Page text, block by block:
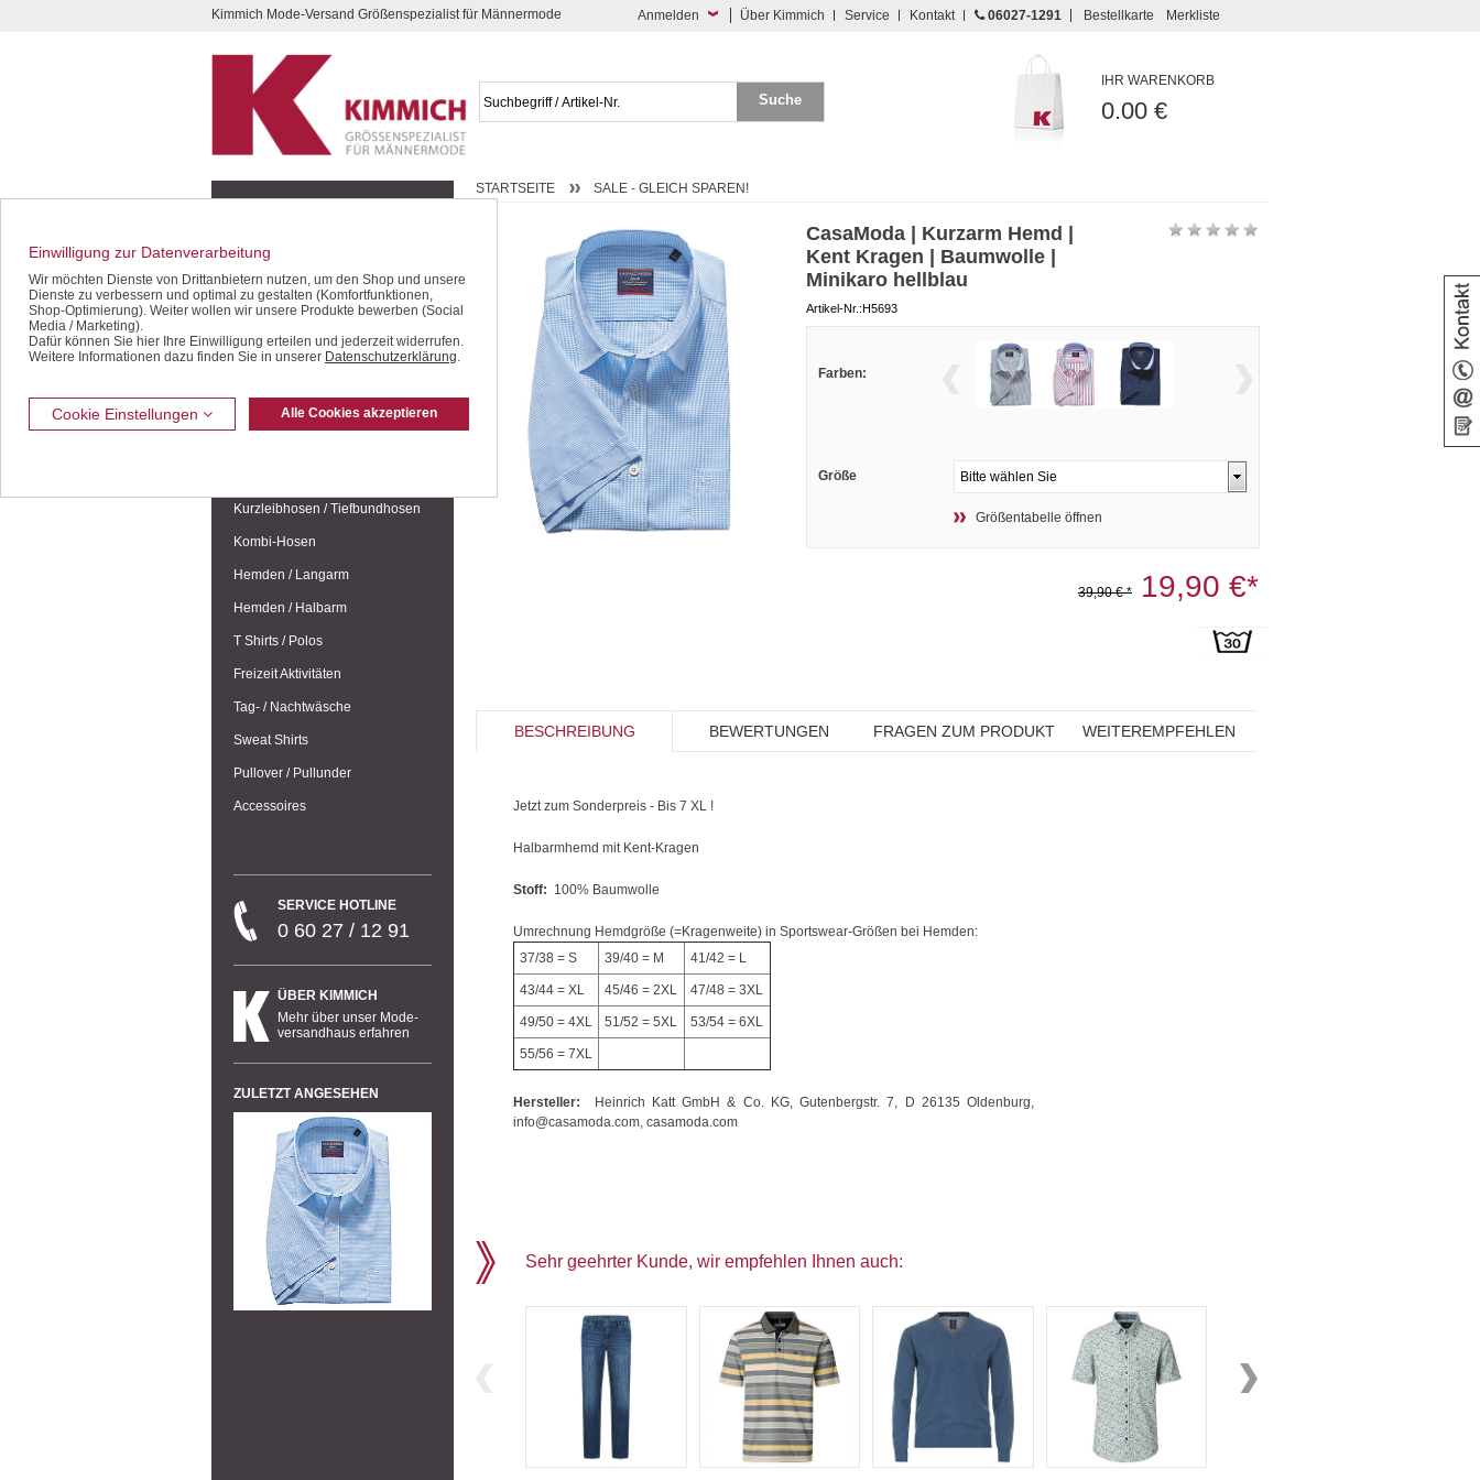
Kompletten Head der Seite überspringenKimmich Mode-Versand Größenspezialist für Männermode Anmelden Über Kimmich Service Kontakt 06027-1291 Bestellkarte Merkliste
IHR WARENKORB
0.00 €
Schnäppchen / SALE
Jacken / Blousons
Sakkos / Janker
Anzüge / Baukasten
Jeans / Denim
Kurzleibhosen / Tiefbundhosen
Kombi-Hosen
Hemden / Langarm
Hemden / Halbarm
T Shirts / Polos
Freizeit Aktivitäten
Tag- / Nachtwäsche
Sweat Shirts
Pullover / Pullunder
Accessoires
SERVICE HOTLINE
0 60 27 / 12 91
ÜBER KIMMICH
Mehr über unser Mode-
versandhaus erfahren
ZULETZT ANGESEHEN
STARTSEITE SALE - GLEICH SPAREN!
CasaModa | Kurzarm Hemd |
Kent Kragen | Baumwolle |
Minikaro hellblau
Artikel-Nr.:H5693
Farben:
Größe
Größentabelle öffnen
39,90 € *19,90 €*
BESCHREIBUNG BEWERTUNGEN FRAGEN ZUM PRODUKT WEITEREMPFEHLEN
Jetzt zum Sonderpreis - Bis 7 XL !
Halbarmhemd mit Kent-Kragen
Stoff: 100% Baumwolle
Umrechnung Hemdgröße (=Kragenweite) in Sportswear-Größen bei Hemden:
37/38 = S
39/40 = M 41/42 = L
43/44 = XL 45/46 = 2XL 47/48 = 3XL
49/50 = 4XL 51/52 = 5XL 53/54 = 6XL
55/56 = 7XL
Hersteller: Heinrich Katt GmbH & Co. KG, Gutenbergstr. 7, D 26135 Oldenburg,
info@casamoda.com, casamoda.com
Sehr geehrter Kunde, wir empfehlen Ihnen auch:
Einwilligung zur Datenverarbeitung
Wir möchten Dienste von Drittanbietern nutzen, um den Shop und unsere
Dienste zu verbessern und optimal zu gestalten (Komfortfunktionen,
Shop-Optimierung). Weiter wollen wir unsere Produkte bewerben (Social
Media / Marketing).
Dafür können Sie hier Ihre Einwilligung erteilen und jederzeit widerrufen.
Weitere Informationen dazu finden Sie in unserer Datenschutzerklärung.
Cookie Einstellungen Alle Cookies akzeptieren